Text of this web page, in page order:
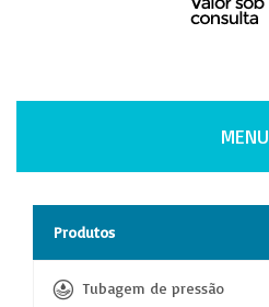
MENU
Produtos
Tubagem de pressão